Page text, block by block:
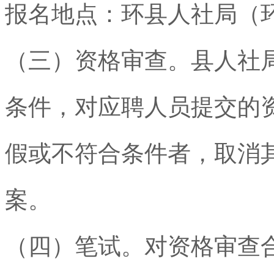
报名地点：环县人社局（
（三）资格审查。县人
条件，对应聘人员提交的
假或不符合条件者，取消
案。
（四）笔试。对资格审